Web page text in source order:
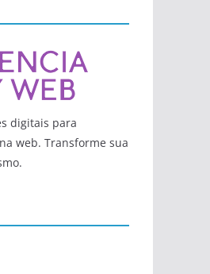
digitais para
web. Transforme sua